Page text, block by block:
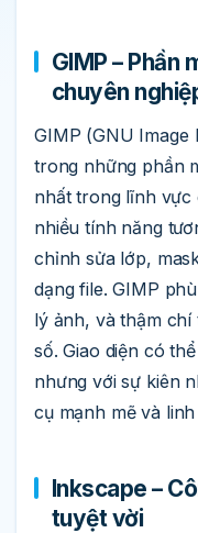
GIMP – Phần
chuyên
GIMP (GNU
trong những phần
nhất trong lĩnh vực
nhiều tính năng
chỉnh sửa lớp,
dạng file. GIMP
lý ảnh, và thậm
số. Giao diện có
nhưng với sự kiên
cụ mạnh mẽ và
Inkscape –
tuyệt vời